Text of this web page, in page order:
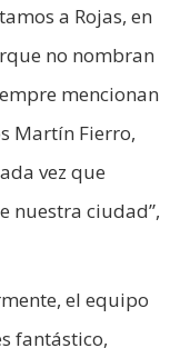
a Rojas, en
no nombran
mencionan
Martín Fierro,
vez que
nuestra ciudad”,
el equipo
fantástico,